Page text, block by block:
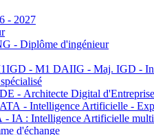
- 2027
- Diplôme d'ingénieur
- M1 DAIIG - Maj. IGD -
- Architecte Digital d'Entreprise
- Intelligence Artificielle -
- IA : Intelligence Artificielle
d'échange